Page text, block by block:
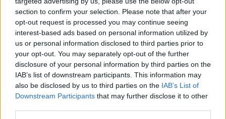
section to confirm your selection. Please note that after your
opt-out request is processed you may continue seeing
interest-based ads based on personal information utilized by
us or personal information disclosed to third parties prior to
your opt-out. You may separately opt-out of the further
disclosure of your personal information by third parties on the
IAB’s list of downstream participants. This information may
also be disclosed by us to third parties on the IAB’s List of
Downstream Participants that may further disclose it to other
Hazatér a Vidi!